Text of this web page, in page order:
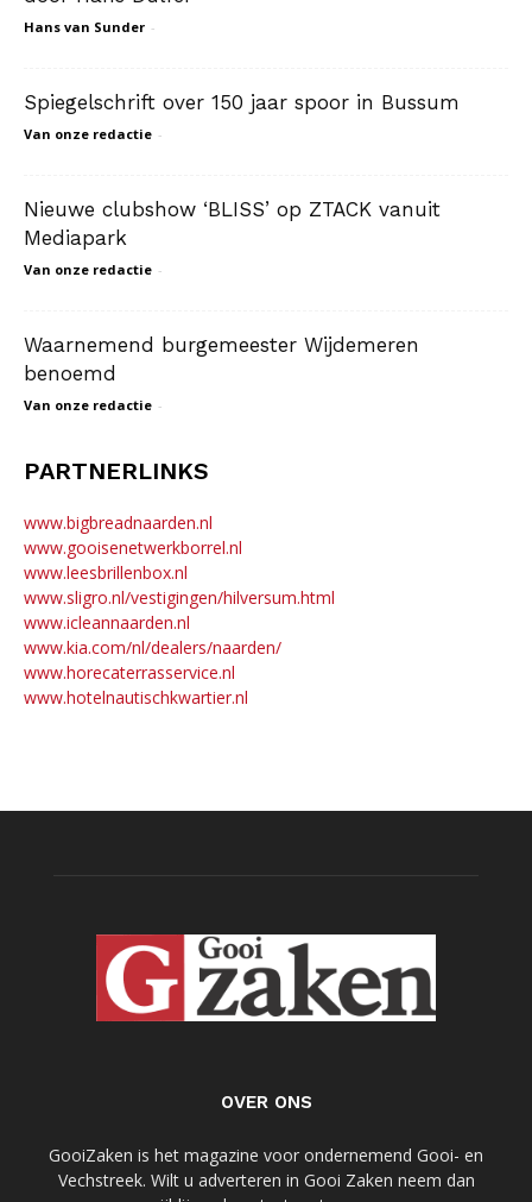
Hans van Sunder -
Spiegelschrift over 150 jaar spoor in Bussum
Van onze redactie -
Nieuwe clubshow ‘BLISS’ op ZTACK vanuit
Mediapark
Van onze redactie -
Waarnemend burgemeester Wijdemeren
benoemd
Van onze redactie -
PARTNERLINKS
www.bigbreadnaarden.nl
www.gooisenetwerkborrel.nl
www.leesbrillenbox.nl
www.sligro.nl/vestigingen/hilversum.html
www.icleannaarden.nl
www.kia.com/nl/dealers/naarden/
www.horecaterrasservice.nl
www.hotelnautischkwartier.nl
OVER ONS
GooiZaken is het magazine voor ondernemend Gooi- en
Vechstreek. Wilt u adverteren in Gooi Zaken neem dan